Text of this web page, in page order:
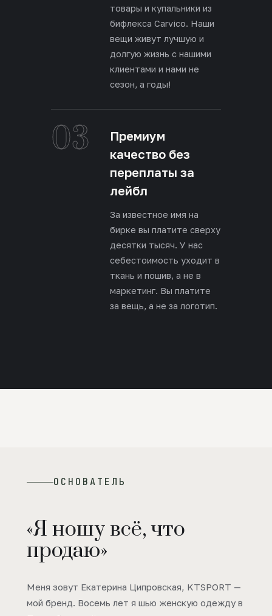
товары и купальники из
бифлекса Carvico. Наши
вещи живут лучшую и
долгую жизнь с нашими
клиентами и нами не
сезон, а годы!
03
Премиум
качество без
переплаты за
лейбл
За известное имя на
бирке вы платите сверху
десятки тысяч. У нас
себестоимость уходит в
ткань и пошив, а не в
маркетинг. Вы платите
за вещь, а не за логотип.
ОСНОВАТЕЛЬ
«Я ношу всё, что
продаю»
Меня зовут Екатерина Ципровская, KTSPORT —
мой бренд. Восемь лет я шью женскую одежду в